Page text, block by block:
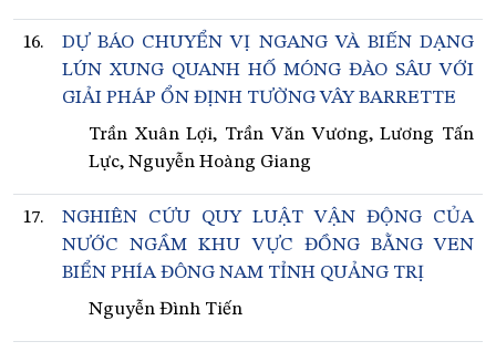
16.
DỰ BÁO CHUYỂN VỊ NGANG VÀ BIẾN DẠNG
LÚN XUNG QUANH HỐ MÓNG ĐÀO SÂU VỚI
GIẢI PHÁP ỔN ĐỊNH TƯỜNG VÂY BARRETTE
Trần Xuân Lợi, Trần Văn Vương, Lương Tấn
Lực, Nguyễn Hoàng Giang
17.
NGHIÊN CỨU QUY LUẬT VẬN ĐỘNG CỦA
NƯỚC NGẦM KHU VỰC ĐỒNG BẰNG VEN
BIỂN PHÍA ĐÔNG NAM TỈNH QUẢNG TRỊ
Nguyễn Đình Tiến